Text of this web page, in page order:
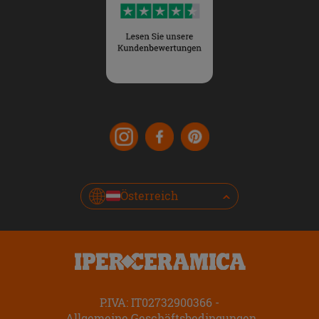
Österreich
P.IVA: IT02732900366